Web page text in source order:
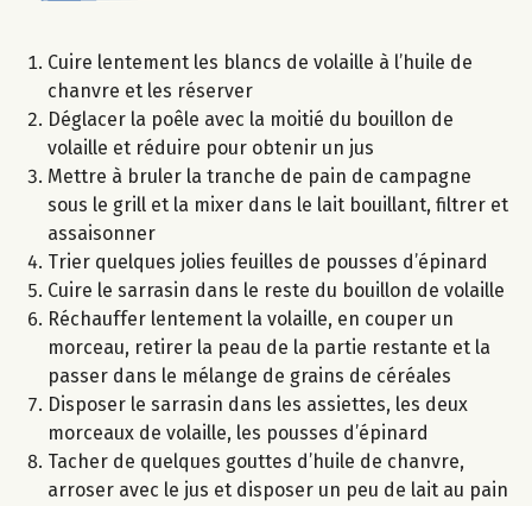
Cuire lentement les blancs de volaille à l’huile de
chanvre et les réserver
Déglacer la poêle avec la moitié du bouillon de
volaille et réduire pour obtenir un jus
Mettre à bruler la tranche de pain de campagne
sous le grill et la mixer dans le lait bouillant, filtrer et
assaisonner
Trier quelques jolies feuilles de pousses d’épinard
Cuire le sarrasin dans le reste du bouillon de volaille
Réchauffer lentement la volaille, en couper un
morceau, retirer la peau de la partie restante et la
passer dans le mélange de grains de céréales
Disposer le sarrasin dans les assiettes, les deux
morceaux de volaille, les pousses d’épinard
Tacher de quelques gouttes d’huile de chanvre,
arroser avec le jus et disposer un peu de lait au pain